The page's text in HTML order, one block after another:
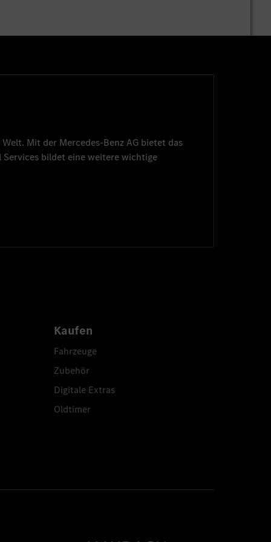
Mit der Mercedes-Benz AG bietet das
Services bildet eine weitere wichtige
Kaufen
Fahrzeuge
Zubehör
Digitale Extras
Oldtimer